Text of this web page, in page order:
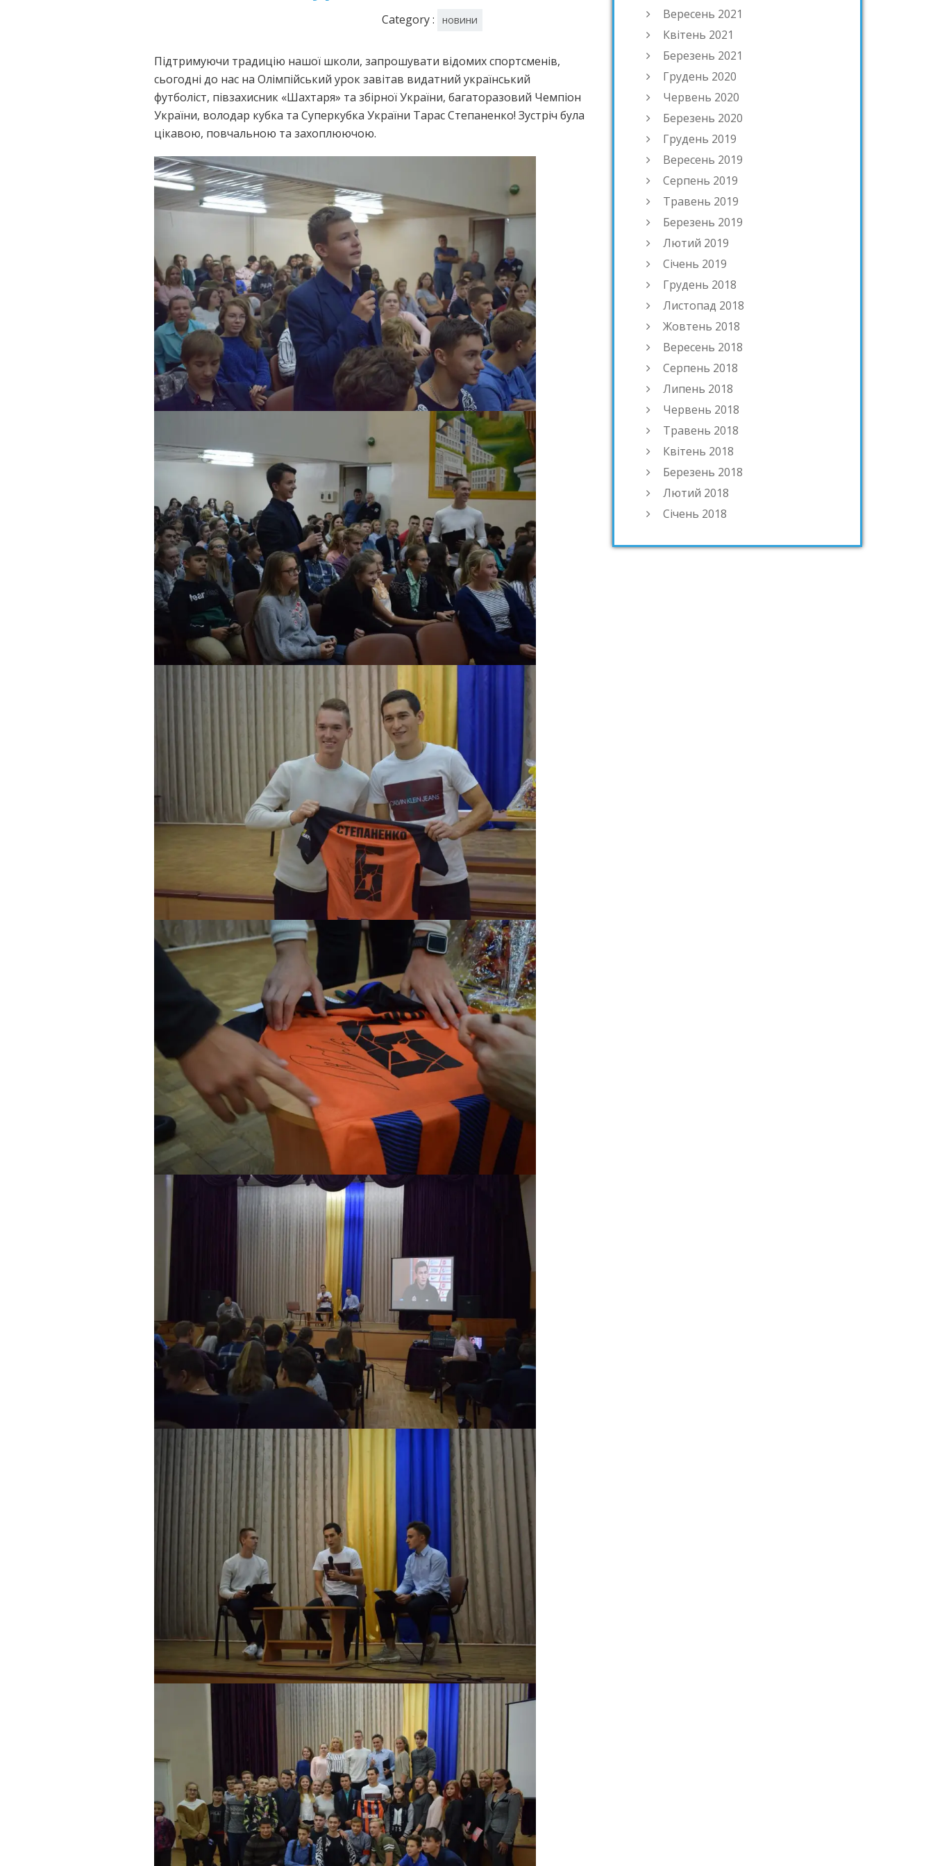
Category : новини
Підтримуючи традицію нашої школи, запрошувати відомих спортсменів,
сьогодні до нас на Олімпійський урок завітав видатний український
футболіст, півзахисник «Шахтаря» та збірної України, багаторазовий Чемпіон
України, володар кубка та Суперкубка України Тарас Степаненко! Зустріч була
цікавою, повчальною та захоплюючою.
Вересень 2021
Квітень 2021
Березень 2021
Грудень 2020
Червень 2020
Березень 2020
Грудень 2019
Вересень 2019
Серпень 2019
Травень 2019
Березень 2019
Лютий 2019
Січень 2019
Грудень 2018
Листопад 2018
Жовтень 2018
Вересень 2018
Серпень 2018
Липень 2018
Червень 2018
Травень 2018
Квітень 2018
Березень 2018
Лютий 2018
Січень 2018